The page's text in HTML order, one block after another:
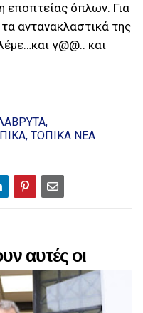
εποπτείας όπλων. Για
αντανακλαστικά της
γ@@.. και
ΤΟΠΙΚΑ ΝΕΑ
αυτές οι